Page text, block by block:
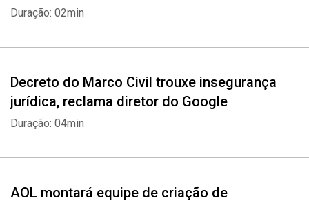
Duração: 02min
Decreto do Marco Civil trouxe insegurança
jurídica, reclama diretor do Google
Duração: 04min
AOL montará equipe de criação de